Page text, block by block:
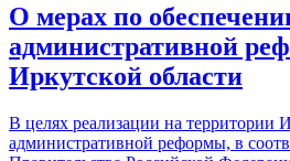
О мерах по
административной
Иркутской области
В целях реализации на территории
административной реформы, в